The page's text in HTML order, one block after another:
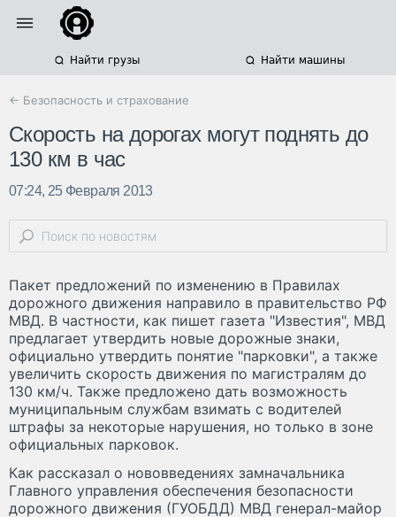
Найти грузы Найти машины
← Безопасность и страхование
Скорость на дорогах могут поднять до
130 км в час
07:24, 25 Февраля 2013
Пакет предложений по изменению в Правилах
дорожного движения направило в правительство РФ
МВД. В частности, как пишет газета "Известия", МВД
предлагает утвердить новые дорожные знаки,
официально утвердить понятие "парковки", а также
увеличить скорость движения по магистралям до
130 км/ч. Также предложено дать возможность
муниципальным службам взимать с водителей
штрафы за некоторые нарушения, но только в зоне
официальных парковок.
Как рассказал о нововведениях замначальника
Главного управления обеспечения безопасности
дорожного движения (ГУОБДД) МВД генерал-майор